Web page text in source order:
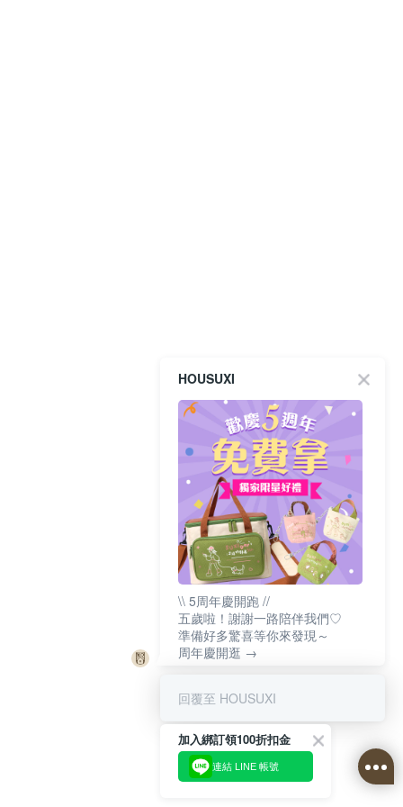
HOUSUXI
\\ 5周年慶開跑 //
五歲啦！謝謝一路陪伴我們♡
準備好多驚喜等你來發現～
周年慶開逛 →
回覆至 HOUSUXI
加入綁訂領100折扣金
連結 LINE 帳號